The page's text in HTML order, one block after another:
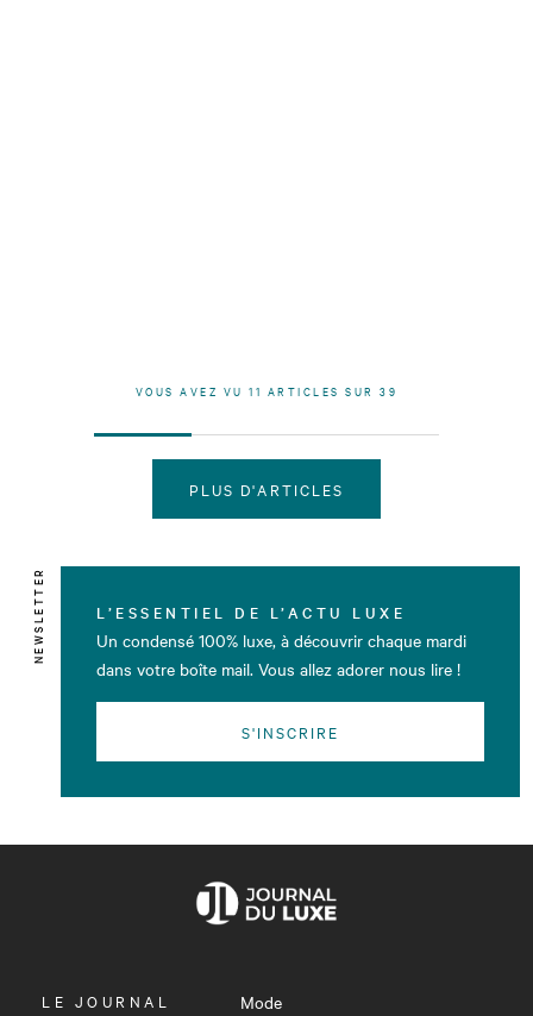
VOUS AVEZ VU11 ARTICLES SUR39
PLUS D'ARTICLES
NEWSLETTER L’ESSENTIEL DE L’ACTU LUXE
Un condensé 100% luxe, à découvrir chaque mardi
dans votre boîte mail. Vous allez adorer nous lire !
S'INSCRIRE
OUVRIR
LE JOURNAL
Mode